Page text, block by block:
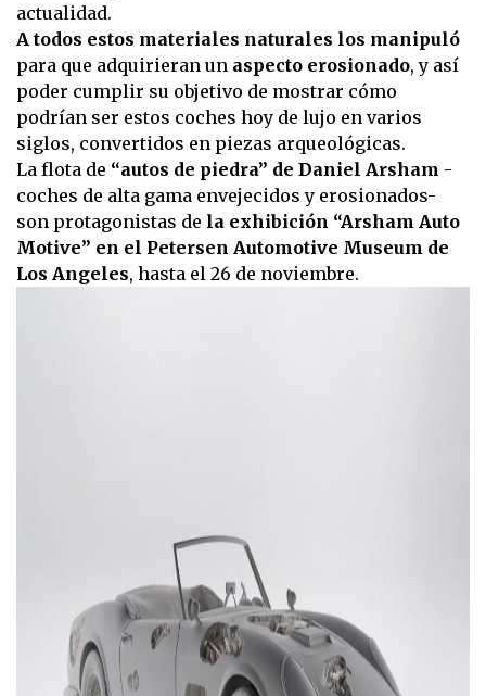
actualidad.
A todos estos materiales naturales los manipuló
para que adquirieran un aspecto erosionado, y así
poder cumplir su objetivo de mostrar cómo
podrían ser estos coches hoy de lujo en varios
siglos, convertidos en piezas arqueológicas.
La flota de “autos de piedra” de Daniel Arsham -
coches de alta gama envejecidos y erosionados-
son protagonistas de la exhibición “Arsham Auto
Motive” en el Petersen Automotive Museum de
Los Angeles, hasta el 26 de noviembre.